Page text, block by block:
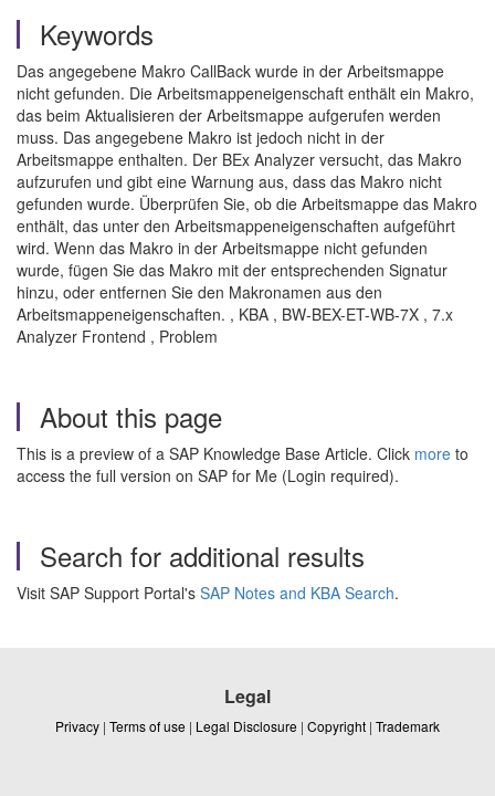
Keywords
Das angegebene Makro CallBack wurde in der Arbeitsmappe
nicht gefunden. Die Arbeitsmappeneigenschaft enthält ein Makro,
das beim Aktualisieren der Arbeitsmappe aufgerufen werden
muss. Das angegebene Makro ist jedoch nicht in der
Arbeitsmappe enthalten. Der BEx Analyzer versucht, das Makro
aufzurufen und gibt eine Warnung aus, dass das Makro nicht
gefunden wurde. Überprüfen Sie, ob die Arbeitsmappe das Makro
enthält, das unter den Arbeitsmappeneigenschaften aufgeführt
wird. Wenn das Makro in der Arbeitsmappe nicht gefunden
wurde, fügen Sie das Makro mit der entsprechenden Signatur
hinzu, oder entfernen Sie den Makronamen aus den
Arbeitsmappeneigenschaften. , KBA , BW-BEX-ET-WB-7X , 7.x
Analyzer Frontend , Problem
About this page
This is a preview of a SAP Knowledge Base Article. Click more to
access the full version on SAP for Me (Login required).
Search for additional results
Visit SAP Support Portal's SAP Notes and KBA Search.
Legal
Privacy | Terms of use | Legal Disclosure | Copyright | Trademark